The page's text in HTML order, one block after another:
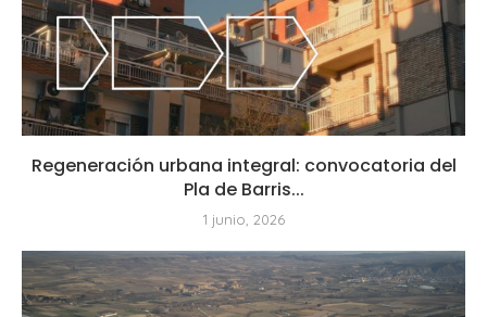
Regeneración urbana integral: convocatoria del
Pla de Barris...
1 junio, 2026